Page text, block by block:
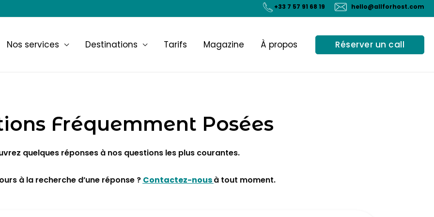
+33 7 57 91 68 19 hello@allforhost.com
Nos services Destinations Tarifs Magazine À propos Réserver un call
Fréquemment Posées
quelques réponses à nos questions les plus courantes.
à la recherche d’une réponse ? Contactez-nousà tout moment.